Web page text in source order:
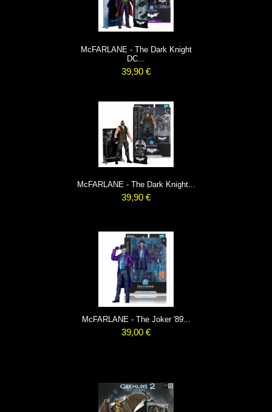
McFARLANE - The Dark Knight
DC...
39,90 €
McFARLANE - The Dark Knight...
39,90 €
McFARLANE - The Joker '89...
39,00 €